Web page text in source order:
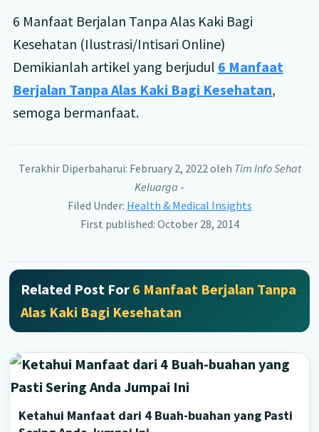
6 Manfaat Berjalan Tanpa Alas Kaki Bagi
Kesehatan (Ilustrasi/Intisari Online)
Demikianlah artikel yang berjudul 6 Manfaat
Berjalan Tanpa Alas Kaki Bagi Kesehatan,
semoga bermanfaat.
Terakhir Diperbaharui: February 2, 2022oleh Tim Info Sehat
Keluarga -
Filed Under: Health & Medical Insights
First published: October 28, 2014
Related Post For 6 Manfaat Berjalan Tanpa
Alas Kaki Bagi Kesehatan
Ketahui Manfaat dari 4 Buah-buahan yang Pasti